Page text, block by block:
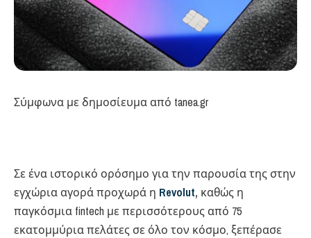
Σύμφωνα με δημοσίευμα από tanea.gr
Σε ένα ιστορικό ορόσημο για την παρουσία της στην
εγχώρια αγορά προχωρά η Revolut, καθώς η
παγκόσμια fintech με περισσότερους από 75
εκατομμύρια πελάτες σε όλο τον κόσμο, ξεπέρασε